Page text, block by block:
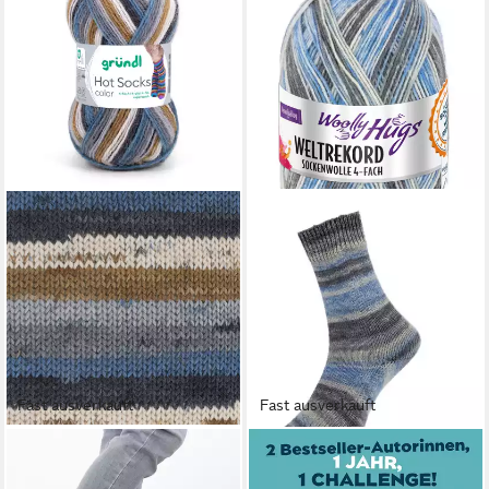
Fast ausverkauft
Häkelwolle Hot Socks Color
Fast ausverkauft
WOOLLY HUGS
Häkelwolle Woolly Hugs